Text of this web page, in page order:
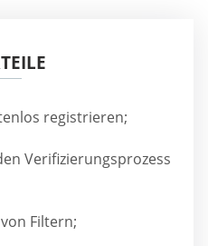
registrieren;
Verifizierungsprozess
Filtern;